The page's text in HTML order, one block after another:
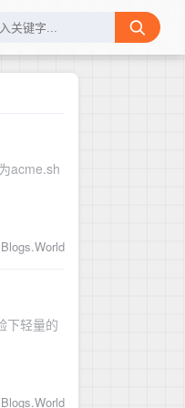
acme.sh
Blogs.World
下轻量的
Blogs.World